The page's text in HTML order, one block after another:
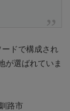
ードで構成され
が選ばれていま
路市